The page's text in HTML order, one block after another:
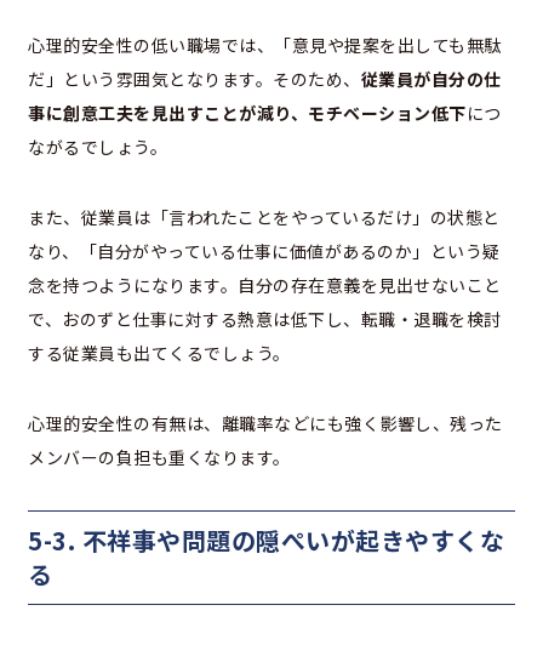
心理的安全性の低い職場では、「意見や提案を出しても無駄
だ」という雰囲気となります。そのため、 従業員が自分の仕
事に創意工夫を見出すことが減り、モチベーション低下につ
ながるでしょう。
また、従業員は「言われたことをやっているだけ」の状態と
なり、「自分がやっている仕事に価値があるのか」という疑
念を持つようになります。自分の存在意義を見出せないこと
で、おのずと仕事に対する熱意は低下し、転職・退職を検討
する従業員も出てくるでしょう。
心理的安全性の有無は、離職率などにも強く影響し、残った
メンバーの負担も重くなります。
5-3. 不祥事や問題の隠ぺいが起きやすくな
る